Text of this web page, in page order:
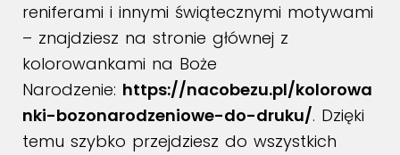
reniferami i innymi świątecznymi motywami
– znajdziesz na stronie głównej z
kolorowankami na Boże
Narodzenie: https://nacobezu.pl/kolorowa
nki-bozonarodzeniowe-do-druku/. Dzięki
temu szybko przejdziesz do wszystkich